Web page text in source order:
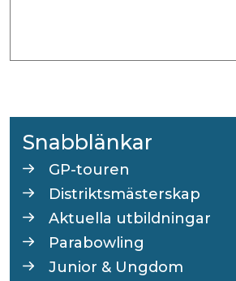
Snabblänkar
GP-touren
Distriktsmästerskap
Aktuella utbildningar
Parabowling
Junior & Ungdom